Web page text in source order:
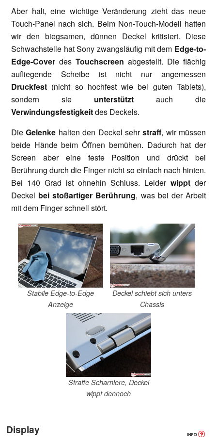
Aber halt, eine wichtige Veränderung zieht das neue
Touch-Panel nach sich. Beim Non-Touch-Modell hatten
wir den biegsamen, dünnen Deckel kritisiert. Diese
Schwachstelle hat Sony zwangsläufig mit dem Edge-to-
Edge-Cover des Touchscreen abgestellt. Die flächig
aufliegende Scheibe ist nicht nur angemessen
Druckfest (nicht so hochfest wie bei guten Tablets),
sondern sie unterstützt auch die
Verwindungsfestigkeitdes Deckels.
DieGelenke halten den Deckel sehrstraff, wir müssen
beide Hände beim Öffnen bemühen. Dadurch hat der
Screen aber eine feste Position und drückt bei
Berührung durch die Finger nicht so einfach nach hinten.
Bei 140 Grad ist ohnehin Schluss. Leider wippt der
Deckel bei stoßartiger Berührung, was bei der Arbeit
mit dem Finger schnell stört.
Stabile Edge-to-Edge
Anzeige
Deckel schiebt sich unters
Chassis
Straffe Scharniere, Deckel
wippt dennoch
Display